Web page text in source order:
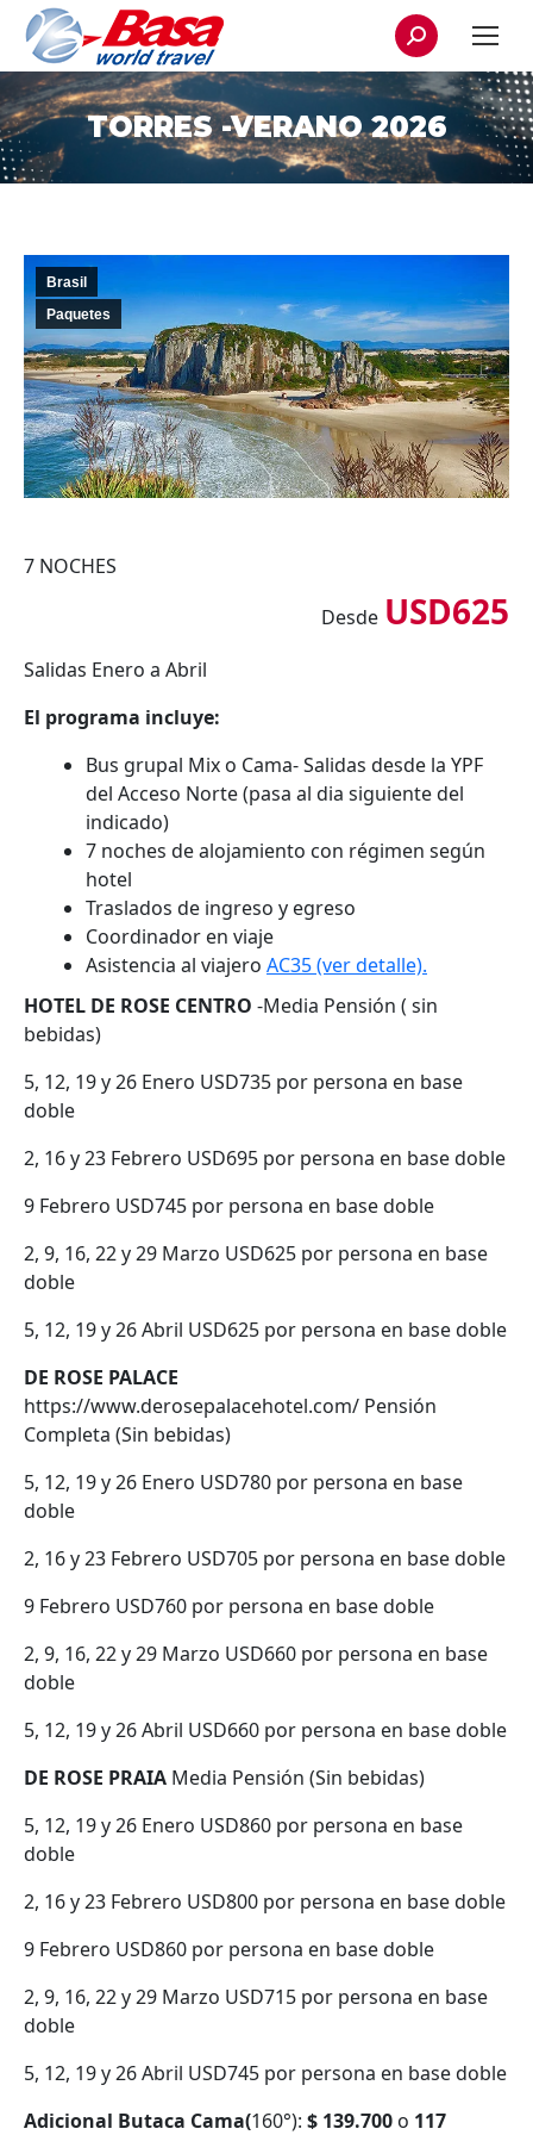
Buscar:
TORRES -VERANO 2026
Brasil
Paquetes
7 NOCHES
Desde USD625
Salidas Enero a Abril
El programa incluye:
Bus grupal Mix o Cama- Salidas desde la YPF
del Acceso Norte (pasa al dia siguiente del
indicado)
7 noches de alojamiento con régimen según
hotel
Traslados de ingreso y egreso
Coordinador en viaje
Asistencia al viajero AC35 (ver detalle).
HOTEL DE ROSE CENTRO -Media Pensión ( sin
bebidas)
5, 12, 19 y 26 Enero USD735 por persona en base
doble
2, 16 y 23 Febrero USD695 por persona en base doble
9 Febrero USD745 por persona en base doble
2, 9, 16, 22 y 29 Marzo USD625 por persona en base
doble
5, 12, 19 y 26 Abril USD625 por persona en base doble
DE ROSE PALACE
https://www.derosepalacehotel.com/ Pensión
Completa (Sin bebidas)
5, 12, 19 y 26 Enero USD780 por persona en base
doble
2, 16 y 23 Febrero USD705 por persona en base doble
9 Febrero USD760 por persona en base doble
2, 9, 16, 22 y 29 Marzo USD660 por persona en base
doble
5, 12, 19 y 26 Abril USD660 por persona en base doble
DE ROSE PRAIA Media Pensión (Sin bebidas)
5, 12, 19 y 26 Enero USD860 por persona en base
doble
2, 16 y 23 Febrero USD800 por persona en base doble
9 Febrero USD860 por persona en base doble
2, 9, 16, 22 y 29 Marzo USD715 por persona en base
doble
5, 12, 19 y 26 Abril USD745 por persona en base doble
Adicional Butaca Cama(160°): $ 139.700 o 117